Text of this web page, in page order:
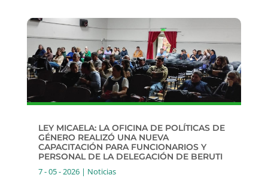
LEY MICAELA: LA OFICINA DE POLÍTICAS DE
GÉNERO REALIZÓ UNA NUEVA
CAPACITACIÓN PARA FUNCIONARIOS Y
PERSONAL DE LA DELEGACIÓN DE BERUTI
7 - 05 - 2026| Noticias